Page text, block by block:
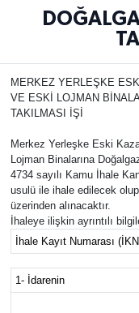
MERKEZ YERLEŞKE
VE ESKİ LOJMAN
TAKILMASI İŞİ
Merkez Yerleşke Eski
Lojman Binalarına
4734 sayılı Kamu İhale
usulü ile ihale edilecek
üzerinden alınacaktır.
İhaleye ilişkin ayrıntılı
İhale Kayıt Numarası
1- İdarenin